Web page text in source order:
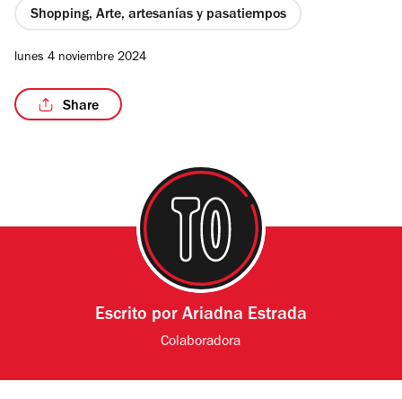
Shopping, Arte, artesanías y pasatiempos
lunes 4 noviembre 2024
Share
Escrito por Ariadna Estrada
Colaboradora